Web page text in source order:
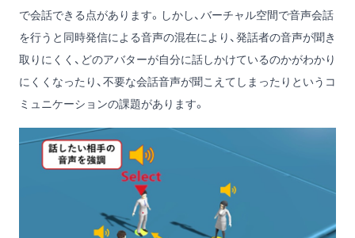
で会話できる点があります。しかし、バーチャル空間で音声会話
を行うと同時発信による音声の混在により、発話者の音声が聞き
取りにくく、どのアバターが自分に話しかけているのかがわかり
にくくなったり、不要な会話音声が聞こえてしまったりというコ
ミュニケーションの課題があります。